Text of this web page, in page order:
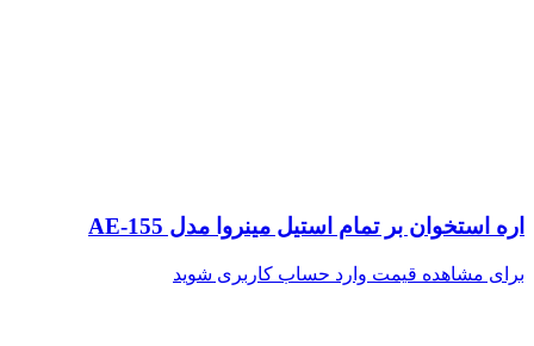
اره استخوان بر تمام استیل مینروا مدل AE-155
برای مشاهده قیمت وارد حساب کاربری شوید